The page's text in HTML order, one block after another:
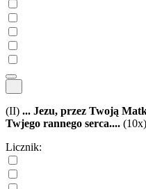
(II) ... Jezu, przez Twoją
Twjego rannego serca.... (10x)
Licznik: